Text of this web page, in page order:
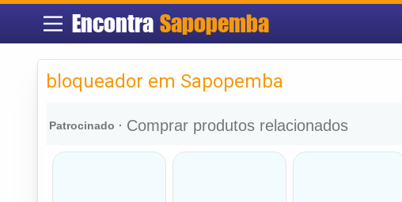
Encontra Sapopemba
bloqueador em Sapopemba